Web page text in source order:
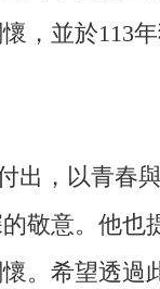
，並於113
出，以青春
敬意。他也
。希望透過